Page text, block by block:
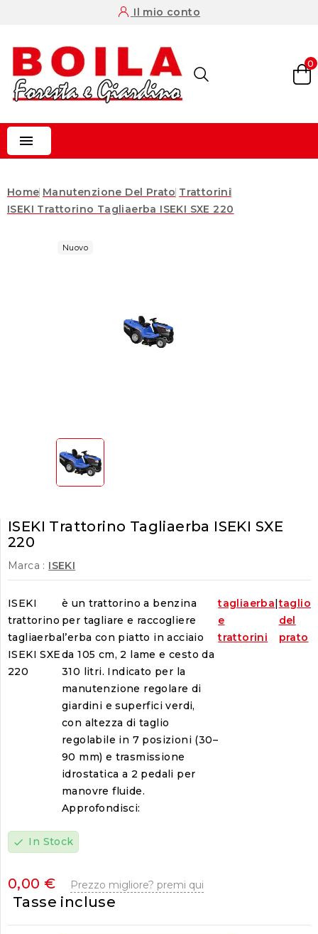
Il mio conto
0

Home Manutenzione Del Prato Trattorini
ISEKI Trattorino Tagliaerba ISEKI SXE 220
Nuovo
ISEKI Trattorino Tagliaerba ISEKI SXE
220
Marca : ISEKI
ISEKI
trattorino
tagliaerba
ISEKI SXE
220
è un trattorino a benzina
per tagliare e raccogliere
l’erba con piatto in acciaio
da 105 cm, 2 lame e cesto da
310 litri. Indicato per la
manutenzione regolare di
giardini e superfici verdi,
con altezza di taglio
regolabile in 7 posizioni (30–
90 mm) e trasmissione
idrostatica a 2 pedali per
manovre fluide.
Approfondisci:
tagliaerba
e
trattorini
|taglio
del
prato
check In Stock
0,00 € Prezzo migliore? premi qui
Tasse incluse